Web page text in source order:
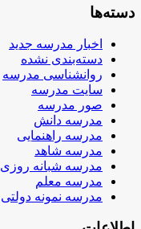
دسته‌ها
اخبار مدرسه جدید
دسته‌بندی نشده
روانشناسی مدرسه
سایت مدرسه
صور مدرسه
مدرسه دانش
مدرسه راهنمایی
مدرسه شاهد
مدرسه شبانه روزی
مدرسه معلم
مدرسه نمونه دولتی